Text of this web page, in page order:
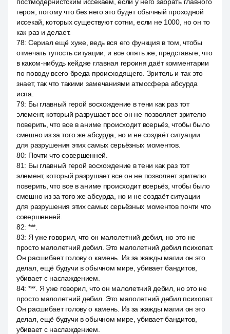
героя, потому что без него это будет обычный проходной
иссекай, которых существуют сотни, если не 1000, но он то
как раз и делает.
78: Сериал ещё хуже, ведь вся его функция в том, чтобы
отмечать тупость ситуации, и все опять же, представьте, что
в каком-нибудь кейдже главная героиня даёт комментарии
по поводу всего бреда происходящего. Зритель и так это
знает, так что такими замечаниями атмосфера абсурда
испа.
79: Бы главный герой восхождение в тени как раз тот
элемент, который разрушает все он не позволяет зрителю
поверить, что все в аниме происходит всерьёз, чтобы было
смешно из за того же абсурда, но и не создаёт ситуации
для разрушения этих самых серьёзных моментов.
80: Почти что совершенней.
81: Бы главный герой восхождение в тени как раз тот
элемент, который разрушает все он не позволяет зрителю
поверить, что все в аниме происходит всерьёз, чтобы было
смешно из за того же абсурда, но и не создаёт ситуации
для разрушения этих самых серьёзных моментов почти что
совершенней.
82: ***.
83: Я уже говорил, что он малолетний дебил, но это не
просто малолетний дебил. Это малолетний дебил психопат.
Он расшибает голову о камень. Из за жажды магии он это
делал, ещё будучи в обычном мире, убивает бандитов,
убивает с наслаждением.
84: ***. Я уже говорил, что он малолетний дебил, но это не
просто малолетний дебил. Это малолетний дебил психопат.
Он расшибает голову о камень. Из за жажды магии он это
делал, ещё будучи в обычном мире, убивает бандитов,
убивает с наслаждением.